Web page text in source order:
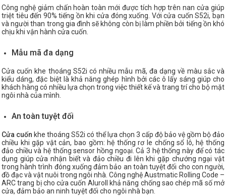
Công nghệ giảm chấn hoàn toàn mới được tích hợp trên nan cửa giúp
triệt tiêu đến 90% tiếng ồn khi cửa đóng xuống. Với cửa cuốn S52i, bạn
và người than trong gia đình sẽ không còn bị làm phiền bởi tiếng ồn khó
chịu khi vận hành cửa cuốn.
Mẫu mã đa dạng
Cửa cuốn khe thoáng S52i có nhiều mẫu mã, đa dạng về màu sắc và
kiểu dáng, đặc biệt là khả năng ghép hình bởi các ô lấy sáng giúp cho
khách hàng có nhiều lựa chọn trong việc thiết kế và trang trí cho bộ mặt
ngôi nhà của mình.
An toàn tuyệt đối
Cửa cuốn khe thoáng S52i có thể lựa chọn 3 cấp độ bảo vệ gồm bộ đảo
chiều khi gặp vật cản, bao gồm: hệ thống rơ le chống sổ lô, hệ thống
đảo chiều và hệ thống sensor hồng ngoại. Cả 3 hệ thống này để có tác
dụng giúp cửa nhận biết và đảo chiều đi lên khi gặp chướng ngại vật
trong hành trình đóng xuống đảm bảo an toàn tuyệt đối cho con người,
đồ đạc và vật nuôi trong ngôi nhà. Công nghệ Austmatic Rolling Code –
ARC trang bị cho cửa cuốn Aluroll khả năng chống sao chép mã số mở
cửa, đảm bảo an ninh tuyệt đối cho ngôi nhà bạn.